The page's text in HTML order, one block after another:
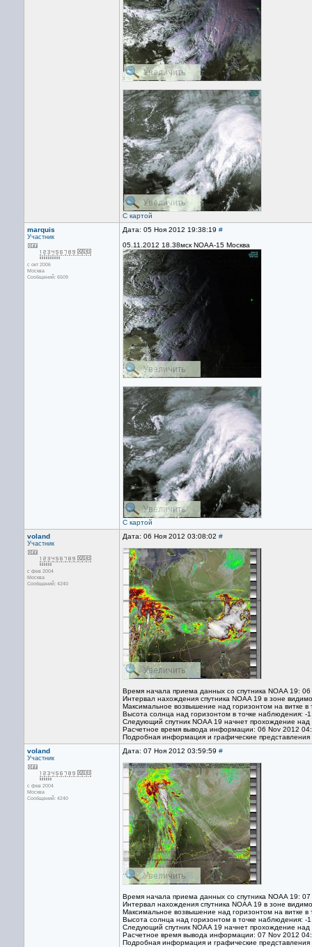
С картой
marquis
Участник
с окт 2006
Москва
Сообщений: 6509
Дата: 05 Ноя 2012 19:38:19 #
05.11.2012 18.38мск NOAA-15 Москва
С картой
voland
Участник
с фев 2004
Москва
Сообщений: 4240
Дата: 06 Ноя 2012 03:08:02 #
Время начала приема данных со спутника NOAA 19:
Интервал нахождения спутника NOAA 19 в зоне
Максимальное возвышение над горизонтом на витке в
Высота солнца над горизонтом в точке наблюдения: -
Следующий спутник NOAA 19 начнет прохождение
Расчетное время вывода информации: 06 Nov 2012
Подробная информация и графические представления
voland
Участник
с фев 2004
Москва
Сообщений: 4240
Дата: 07 Ноя 2012 03:59:59 #
Время начала приема данных со спутника NOAA 19:
Интервал нахождения спутника NOAA 19 в зоне
Максимальное возвышение над горизонтом на витке в
Высота солнца над горизонтом в точке наблюдения: -
Следующий спутник NOAA 19 начнет прохождение
Расчетное время вывода информации: 07 Nov 2012
Подробная информация и графические представления